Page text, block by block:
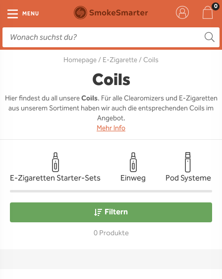
MENU E-Zigarette
E-Zigaretten Starter-Sets
Clearomizer
Coils
Einweg
Einweg Vape
Liquids
E-Liquid
Base
Zubehör
Clearomizer
Driptips
Akkus
Ersatzgläser
DIY
Aromen
Wick & Coils
Liquid Flaschen
Homepage/E-Zigarette/ Coils
Coils
Hier findest du all unsereCoils. Für alle Clearomizers und E-Zigaretten
aus unserem Sortiment haben wir auch die entsprechenden Coils im
Angebot.
Mehr Info
E-Zigaretten Starter-Sets Einweg Pod Systeme
Filtern
0 Produkte